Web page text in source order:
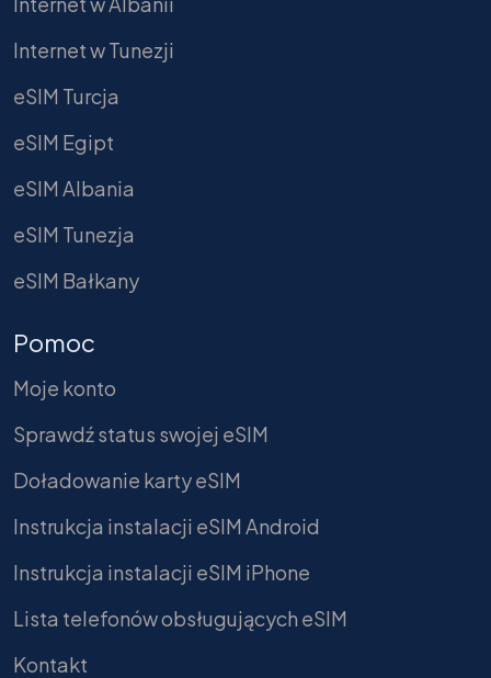
Internet w Tunezji
eSIM Turcja
eSIM Egipt
eSIM Albania
eSIM Tunezja
eSIM Bałkany
Pomoc
Moje konto
Sprawdź status swojej eSIM
Doładowanie karty eSIM
Instrukcja instalacji eSIM Android
Instrukcja instalacji eSIM iPhone
Lista telefonów obsługujących eSIM
Kontakt